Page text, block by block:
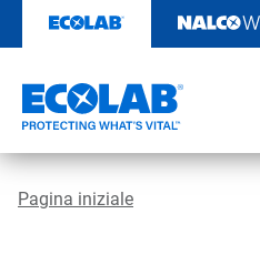
contenuto
Pagina iniziale